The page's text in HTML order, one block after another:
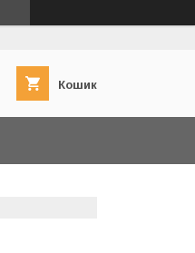
Кошик